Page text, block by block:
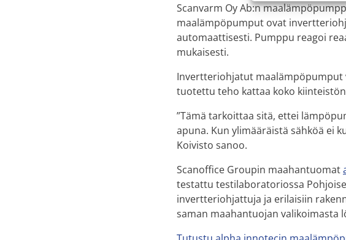
Scanvarm Oy Ab:n
maalämpöpumput ovat
automaattisesti. Pumppu reagoi
mukaisesti.
Invertteriohjatut
tuotettu teho kattaa koko
”Tämä tarkoittaa sitä, ettei
apuna. Kun ylimääräistä sähköä ei
Koivisto sanoo.
Scanoffice Groupin maahantuomat
testattu testilaboratoriossa
invertteriohjattuja ja erilaisiin
saman maahantuojan valikoimasta